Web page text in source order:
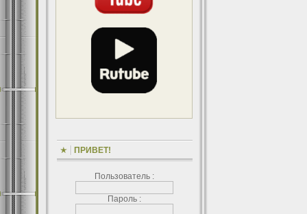
ПРИВЕТ!
Пользователь :
Пароль :